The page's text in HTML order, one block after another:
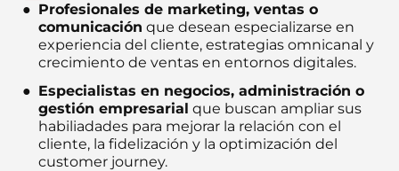
Profesionales de marketing, ventas o
comunicación que desean especializarse en
experiencia del cliente, estrategias omnicanal y
crecimiento de ventas en entornos digitales.
Especialistas en negocios, administración o
gestión empresarial que buscan ampliar sus
habiliadades para mejorar la relación con el
cliente, la fidelización y la optimización del
customer journey.